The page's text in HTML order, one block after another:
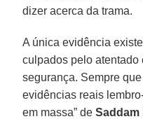
dizer acerca da trama.
A única evidência
culpados pelo atentado
segurança. Sempre
evidências reais
em massa” deSaddam